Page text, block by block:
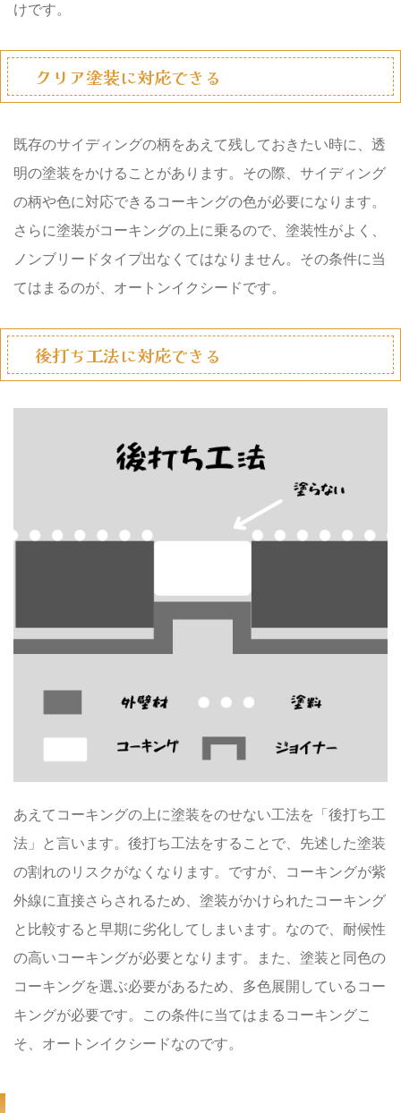
けです。
クリア塗装に対応できる
既存のサイディングの柄をあえて残しておきたい時に、 透
明の塗装をかけることがあります。その際、サイディング
の柄や色に対応できるコーキングの色が必要になります。
さらに塗装がコーキングの上に乗るので、 塗装性がよく、
ノンブリードタイプ出なくてはなりません。その条件に当
てはまるのが、 オートンイクシードです。
後打ち工法に対応できる
あえてコーキングの上に塗装をのせない工法を「後打ち工
法 」と言います。後打ち工法をすることで、先述した塗装
の割れのリスクがなくなります。ですが、コーキングが紫
外線に直接さらされるため、塗装がかけられたコーキング
と比較すると早期に劣化してしまいます。なので、 耐候性
の高いコーキングが必要となります。また、塗装と同色の
コーキングを選ぶ必要があるため、多色展開しているコー
キングが必要です。この条件に当てはまるコーキングこ
そ、 オートンイクシードなのです。